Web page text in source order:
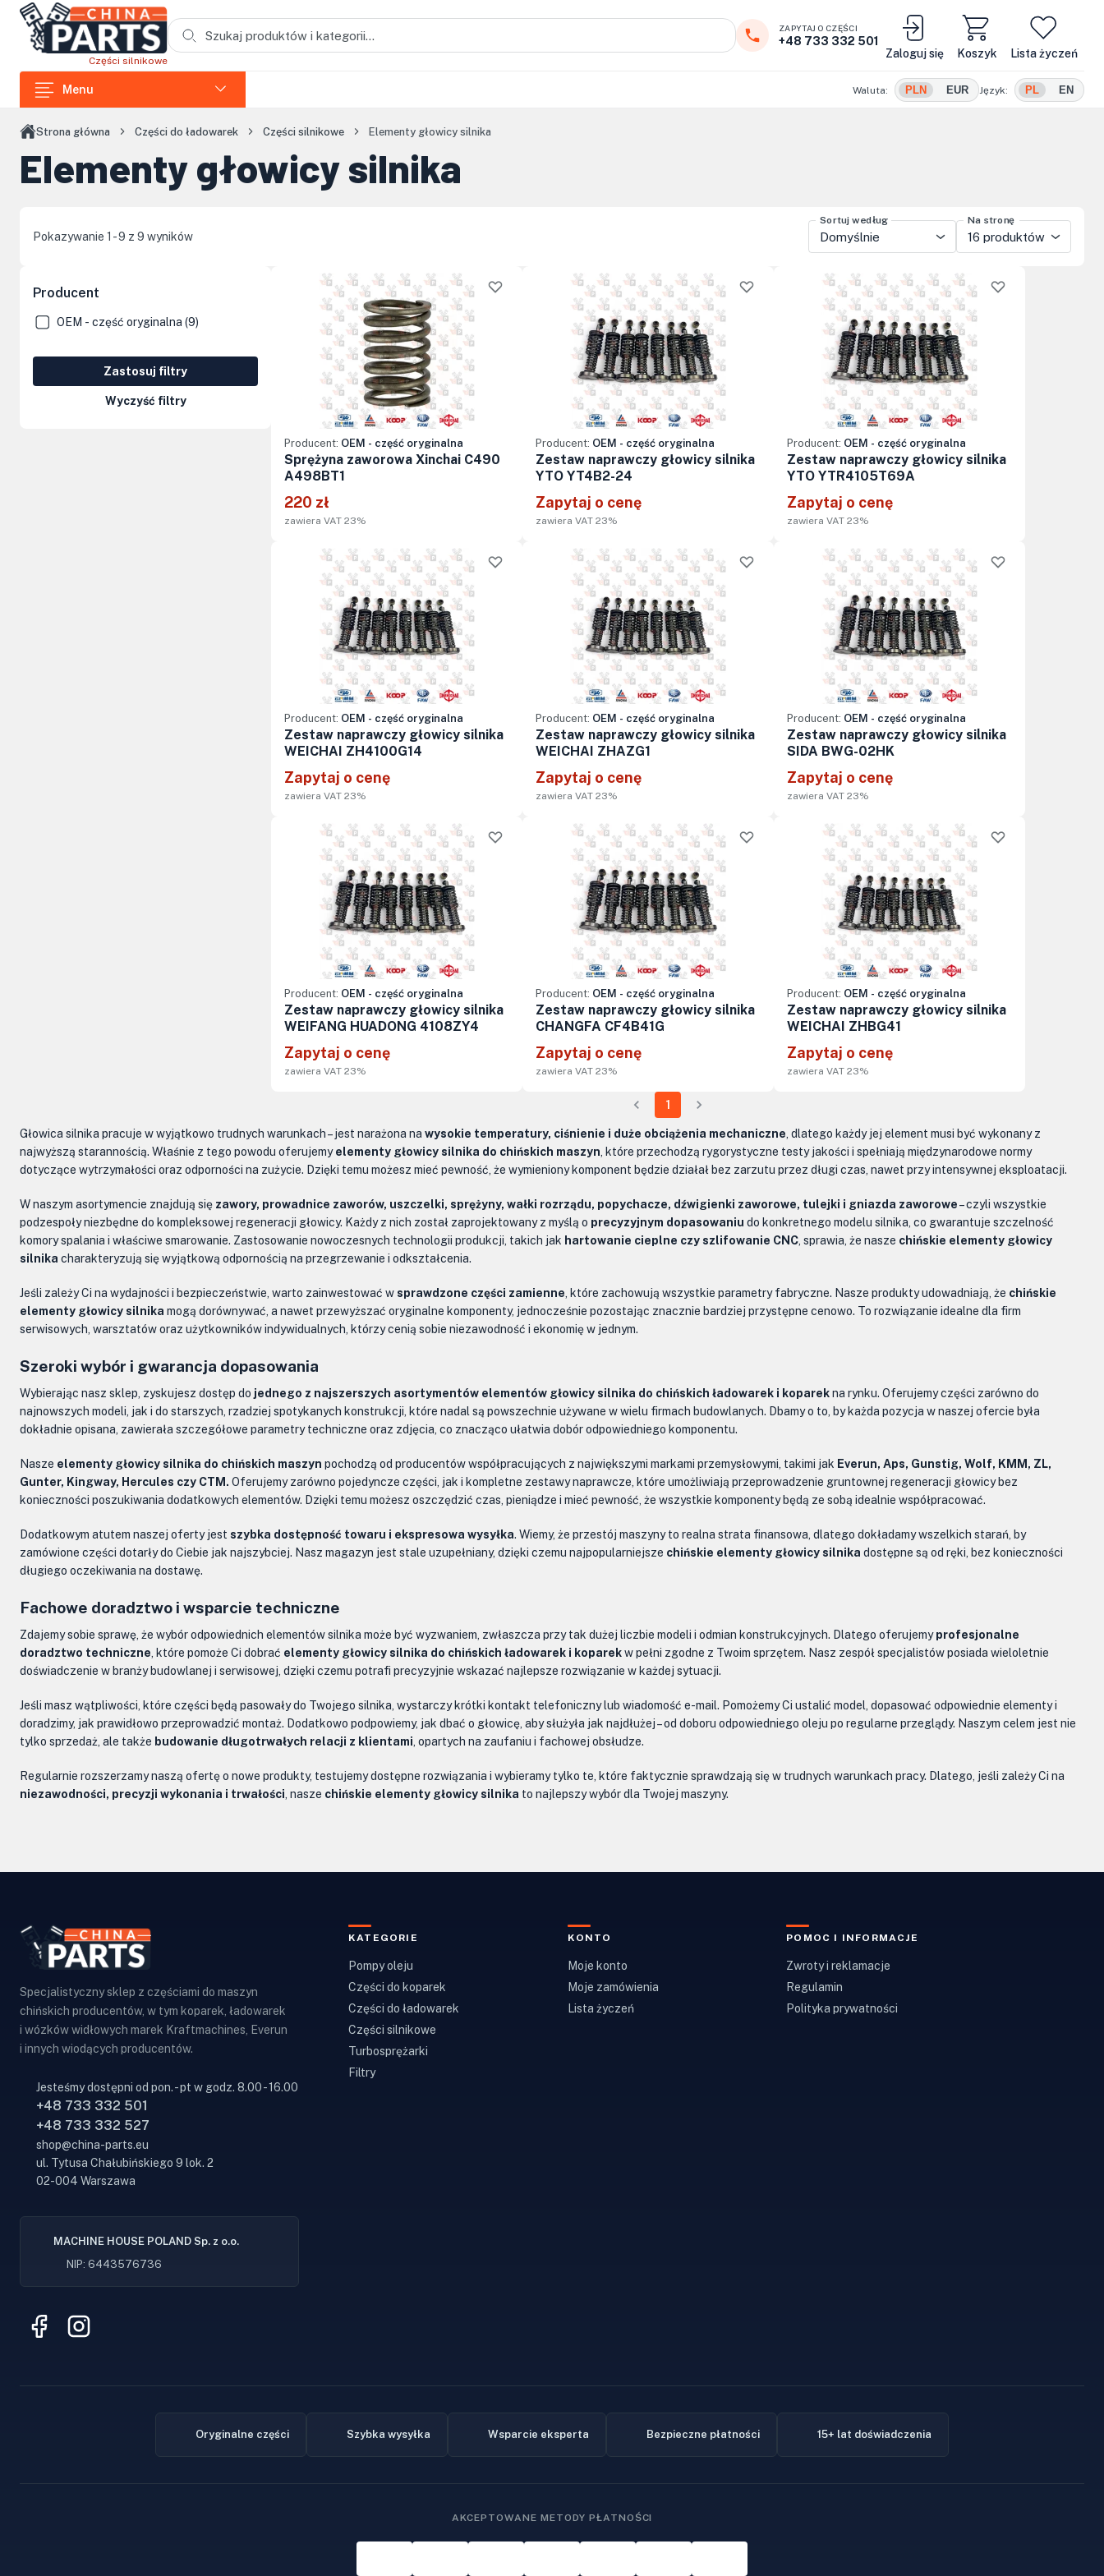
Przejdź do treści głównej
Części silnikowe
Koszyk
ZAPYTAJ O CZĘŚCI
+48 733 332 501
Zaloguj się
Lista życzeń
Menu
Części do ładowarek
Części do koparek
Części do zagęszczarek i skoczków
Części do siników Loncin
Elementy kabin
Kolumny kierownicze, orbitrole
Waluta: PLN EUR Język: PL EN
Strona główna Części do ładowarek Części silnikowe Elementy głowicy silnika
Elementy głowicy silnika
Pokazywanie 1 - 9 z 9 wyników
Sortuj według
Domyślnie
Na stronę
16 produktów
Producent
OEM - część oryginalna (9)
Zastosuj filtry
Wyczyść filtry
Producent: OEM - część oryginalna
Sprężyna zaworowa Xinchai C490
A498BT1
220 zł
zawiera VAT 23%
Producent: OEM - część oryginalna
Zestaw naprawczy głowicy silnika
YTO YT4B2-24
Zapytaj o cenę
zawiera VAT 23%
Producent: OEM - część oryginalna
Zestaw naprawczy głowicy silnika
YTO YTR4105T69A
Zapytaj o cenę
zawiera VAT 23%
Producent: OEM - część oryginalna
Zestaw naprawczy głowicy silnika
WEICHAI ZH4100G14
Zapytaj o cenę
zawiera VAT 23%
Producent: OEM - część oryginalna
Zestaw naprawczy głowicy silnika
WEICHAI ZHAZG1
Zapytaj o cenę
zawiera VAT 23%
Producent: OEM - część oryginalna
Zestaw naprawczy głowicy silnika
SIDA BWG-02HK
Zapytaj o cenę
zawiera VAT 23%
Producent: OEM - część oryginalna
Zestaw naprawczy głowicy silnika
WEIFANG HUADONG 4108ZY4
Zapytaj o cenę
zawiera VAT 23%
Producent: OEM - część oryginalna
Zestaw naprawczy głowicy silnika
CHANGFA CF4B41G
Zapytaj o cenę
zawiera VAT 23%
Producent: OEM - część oryginalna
Zestaw naprawczy głowicy silnika
WEICHAI ZHBG41
Zapytaj o cenę
zawiera VAT 23%
1
Głowica silnika pracuje w wyjątkowo trudnych warunkach – jest narażona na wysokie temperatury, ciśnienie i duże obciążenia mechaniczne , dlatego każdy jej element musi być wykonany z
najwyższą starannością. Właśnie z tego powodu oferujemyelementy głowicy silnika do chińskich maszyn , które przechodzą rygorystyczne testy jakości i spełniają międzynarodowe normy
dotyczące wytrzymałości oraz odporności na zużycie. Dzięki temu możesz mieć pewność, że wymieniony komponent będzie działał bez zarzutu przez długi czas, nawet przy intensywnej eksploatacji.
W naszym asortymencie znajdują się zawory, prowadnice zaworów, uszczelki, sprężyny, wałki rozrządu, popychacze, dźwigienki zaworowe, tulejki i gniazda zaworowe– czyli wszystkie
podzespoły niezbędne do kompleksowej regeneracji głowicy. Każdy z nich został zaprojektowany z myślą o precyzyjnym dopasowaniu do konkretnego modelu silnika, co gwarantuje szczelność
komory spalania i właściwe smarowanie. Zastosowanie nowoczesnych technologii produkcji, takich jak hartowanie cieplne czy szlifowanie CNC , sprawia, że nasze chińskie elementy głowicy
silnika charakteryzują się wyjątkową odpornością na przegrzewanie i odkształcenia.
Jeśli zależy Ci na wydajności i bezpieczeństwie, warto zainwestować w sprawdzone części zamienne , które zachowują wszystkie parametry fabryczne. Nasze produkty udowadniają, że chińskie
elementy głowicy silnika mogą dorównywać, a nawet przewyższać oryginalne komponenty, jednocześnie pozostając znacznie bardziej przystępne cenowo. To rozwiązanie idealne dla firm
serwisowych, warsztatów oraz użytkowników indywidualnych, którzy cenią sobie niezawodność i ekonomię w jednym.
Szeroki wybór i gwarancja dopasowania
Wybierając nasz sklep, zyskujesz dostęp do jednego z najszerszych asortymentów elementów głowicy silnika do chińskich ładowarek i koparekna rynku. Oferujemy części zarówno do
najnowszych modeli, jak i do starszych, rzadziej spotykanych konstrukcji, które nadal są powszechnie używane w wielu firmach budowlanych. Dbamy o to, by każda pozycja w naszej ofercie była
dokładnie opisana, zawierała szczegółowe parametry techniczne oraz zdjęcia, co znacząco ułatwia dobór odpowiedniego komponentu.
Nasze elementy głowicy silnika do chińskich maszyn pochodzą od producentów współpracujących z największymi markami przemysłowymi, takimi jak Everun, Aps, Gunstig, Wolf, KMM, ZL,
Gunter, Kingway, Hercules czy CTM. Oferujemy zarówno pojedyncze części, jak i kompletne zestawy naprawcze, które umożliwiają przeprowadzenie gruntownej regeneracji głowicy bez
konieczności poszukiwania dodatkowych elementów. Dzięki temu możesz oszczędzić czas, pieniądze i mieć pewność, że wszystkie komponenty będą ze sobą idealnie współpracować.
Dodatkowym atutem naszej oferty jest szybka dostępność towaru i ekspresowa wysyłka. Wiemy, że przestój maszyny to realna strata finansowa, dlatego dokładamy wszelkich starań, by
zamówione części dotarły do Ciebie jak najszybciej. Nasz magazyn jest stale uzupełniany, dzięki czemu najpopularniejsze chińskie elementy głowicy silnika dostępne są od ręki, bez konieczności
długiego oczekiwania na dostawę.
Fachowe doradztwo i wsparcie techniczne
Zdajemy sobie sprawę, że wybór odpowiednich elementów silnika może być wyzwaniem, zwłaszcza przy tak dużej liczbie modeli i odmian konstrukcyjnych. Dlatego oferujemyprofesjonalne
doradztwo techniczne , które pomoże Ci dobrać elementy głowicy silnika do chińskich ładowarek i koparekw pełni zgodne z Twoim sprzętem. Nasz zespół specjalistów posiada wieloletnie
doświadczenie w branży budowlanej i serwisowej, dzięki czemu potrafi precyzyjnie wskazać najlepsze rozwiązanie w każdej sytuacji.
Jeśli masz wątpliwości, które części będą pasowały do Twojego silnika, wystarczy krótki kontakt telefoniczny lub wiadomość e-mail. Pomożemy Ci ustalić model, dopasować odpowiednie elementy i
doradzimy, jak prawidłowo przeprowadzić montaż. Dodatkowo podpowiemy, jak dbać o głowicę, aby służyła jak najdłużej – od doboru odpowiedniego oleju po regularne przeglądy. Naszym celem jest nie
tylko sprzedaż, ale także budowanie długotrwałych relacji z klientami , opartych na zaufaniu i fachowej obsłudze.
Regularnie rozszerzamy naszą ofertę o nowe produkty, testujemy dostępne rozwiązania i wybieramy tylko te, które faktycznie sprawdzają się w trudnych warunkach pracy. Dlatego, jeśli zależy Ci na
niezawodności, precyzji wykonania i trwałości , nasze chińskie elementy głowicy silnika to najlepszy wybór dla Twojej maszyny.
Specjalistyczny sklep z częściami do maszyn
chińskich producentów, w tym koparek, ładowarek
i wózków widłowych marek Kraftmachines, Everun
i innych wiodących producentów.
Jesteśmy dostępni od pon. - pt w godz. 8.00 - 16.00
+48 733 332 501
+48 733 332 527
shop@china-parts.eu
ul. Tytusa Chałubińskiego 9 lok. 2
02-004 Warszawa
MACHINE HOUSE POLAND Sp. z o.o.
NIP: 6443576736
KATEGORIE
Pompy oleju
Części do koparek
Części do ładowarek
Części silnikowe
Turbosprężarki
Filtry
KONTO
Moje konto
Moje zamówienia
Lista życzeń
POMOC I INFORMACJE
Zwroty i reklamacje
Regulamin
Polityka prywatności
Oryginalne części Szybka wysyłka Wsparcie eksperta Bezpieczne płatności 15+ lat doświadczenia
AKCEPTOWANE METODY PŁATNOŚCI